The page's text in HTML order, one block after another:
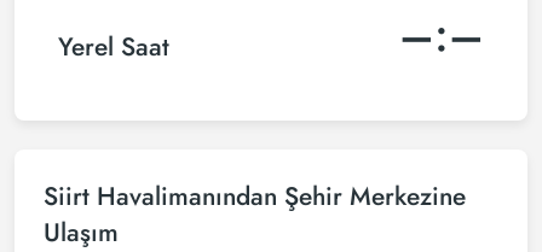
Yerel Saat –:–
Siirt Havalimanından Şehir Merkezine
Ulaşım